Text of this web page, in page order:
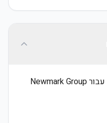
להלן סיכום קונצנזוס אנליסטים עבור Newmark Group